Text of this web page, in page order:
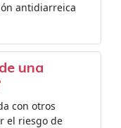
antidiarreica
una
con otros
el riesgo de